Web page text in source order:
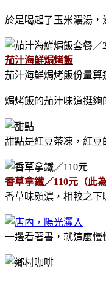
於是喝起了玉米濃湯，
茄汁海鮮焗烤飯
茄汁海鮮焗烤飯份量算
焗烤飯的茄汁味道挺
甜點是紅豆茶凍，紅
香草拿鐵／110元（此
香草味頗濃，相較之
一邊看著書，就這麼慢